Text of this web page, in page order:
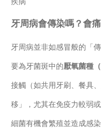
牙周病會傳染嗎？會
牙周病並非如感冒般的「
要為牙菌斑中的厭氧菌種
接觸（如共用牙刷、餐具
移」，尤其在免疫力較弱
細菌有機會繁殖並造成感